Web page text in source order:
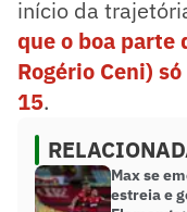
início da
que o boa parte
Rogério Ceni)
15.
Max se
estreia e